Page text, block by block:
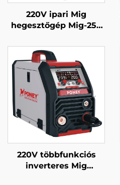
220V ipari Mig
hegesztőgép Mig-250
gázzal védett Mig/Mag
hegesztőgép
220V többfunkciós
inverteres Mig